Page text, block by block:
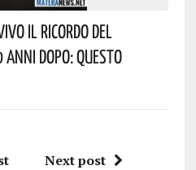
Il Ricordo Del
Dopo: Questo
Next post